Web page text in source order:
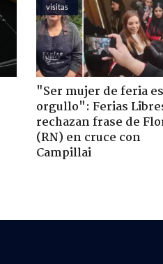
visitas
"Ser mujer de feria
orgullo": Ferias
rechazan frase de
(RN) en cruce con
Campillai